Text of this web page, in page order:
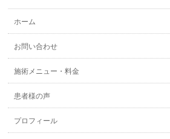
ホーム
お問い合わせ
施術メニュー・料金
患者様の声
プロフィール